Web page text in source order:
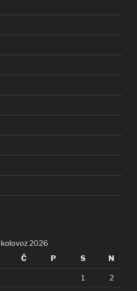
kolovoz 2026
Č P S N
1 2